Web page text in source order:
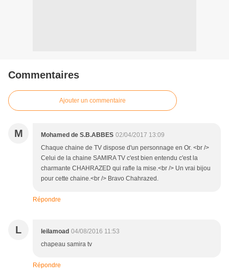
Commentaires
Ajouter un commentaire
M Mohamed de S.B.ABBES 02/04/2017 13:09
Chaque chaine de TV dispose d'un personnage en Or. <br />
Celui de la chaine SAMIRA TV c'est bien entendu c'est la
charmante CHAHRAZED qui rafle la mise.<br /> Un vrai bijou
pour cette chaine.<br /> Bravo Chahrazed.
Répondre
L leilamoad 04/08/2016 11:53
chapeau samira tv
Répondre